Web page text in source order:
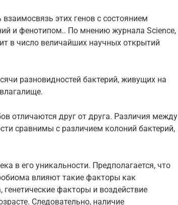
этих генов с состоянием
и фенотипом.. По мнению журнала Science,
в число величайших научных открытий
разновидностей бактерий, живущих на
отличаются друг от друга. Различия между
сравнимы с различием колоний бактерий,
в его уникальности. Предполагается, что
влияют такие факторы как
факторы и воздействие
Следовательно, наличие